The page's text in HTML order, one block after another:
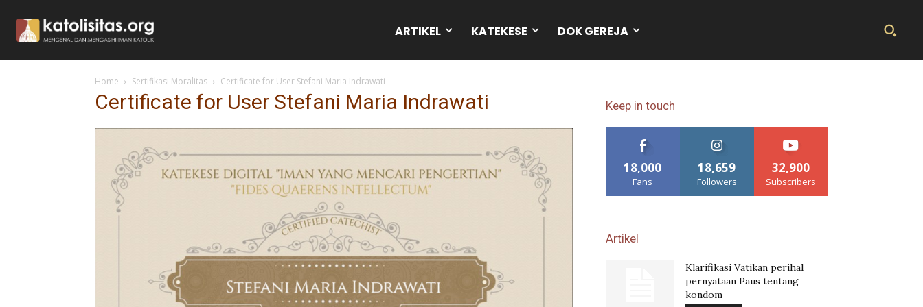
ARTIKEL KATEKESE DOK GEREJA
Home Sertifikasi Moralitas Certificate for User Stefani Maria Indrawati
Certificate for User Stefani Maria Indrawati Keep in touch
18,000
Fans
18,659
Followers
32,900
Subscribers
Artikel
Klarifikasi Vatikan perihal
pernyataan Paus tentang
kondom